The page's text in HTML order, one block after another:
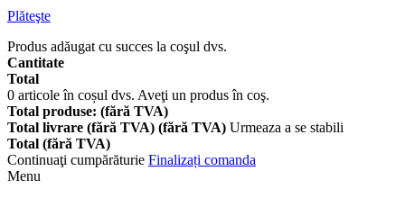
Plăteşte
Produs adăugat cu succes la coşul dvs.
Cantitate
Total
0 articole în coșul dvs. Aveţi un produs în coş.
Total produse: (fără TVA)
Total livrare (fără TVA) (fără TVA) Urmeaza a se stabili
Total (fără TVA)
Continuaţi cumpărăturie Finalizați comanda
Menu